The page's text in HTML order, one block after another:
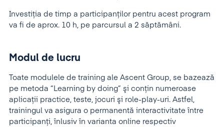
Investiția de timp a participanților pentru acest program
va fi de aprox. 10 h, pe parcursul a 2 săptămâni.
Modul de lucru
Toate modulele de training ale Ascent Group, se bazează
pe metoda “Learning by doing” şi conţin numeroase
aplicaţii practice, teste, jocuri şi role-play-uri. Astfel,
trainingul va asigura o permanentă interactivitate între
participanţi, înlusiv în varianta online respectiv